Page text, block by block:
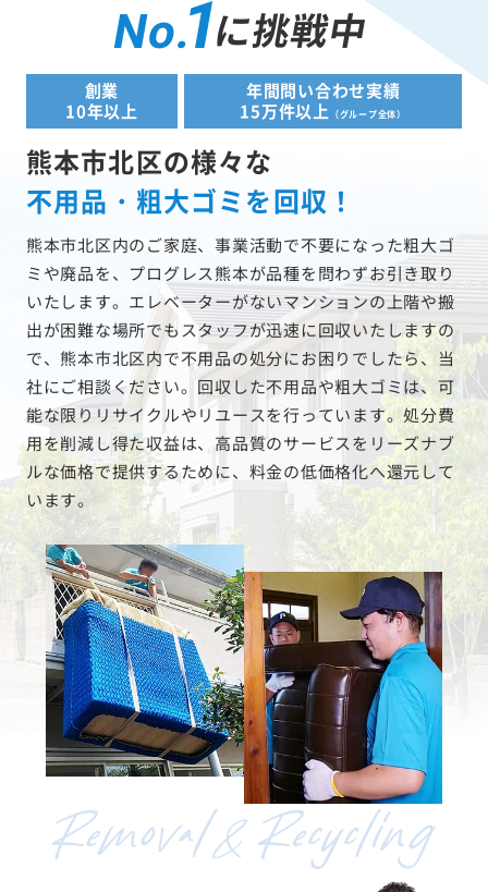
No.1に挑戦中
創業
10年以上
年間問い合わせ実績
15万件以上
（グループ全体）
熊本市北区の様々な
不用品・粗大ゴミを回収！
熊本市北区内のご家庭、事業活動で不要になった粗大ゴ
ミや廃品を、プログレス熊本が品種を問わずお引き取り
いたします。エレベーターがないマンションの上階や搬
出が困難な場所でもスタッフが迅速に回収いたしますの
で、熊本市北区内で不用品の処分にお困りでしたら、当
社にご相談ください。回収した不用品や粗大ゴミは、可
能な限りリサイクルやリユースを行っています。処分費
用を削減し得た収益は、高品質のサービスをリーズナブ
ルな価格で提供するために、料金の低価格化へ還元して
います。